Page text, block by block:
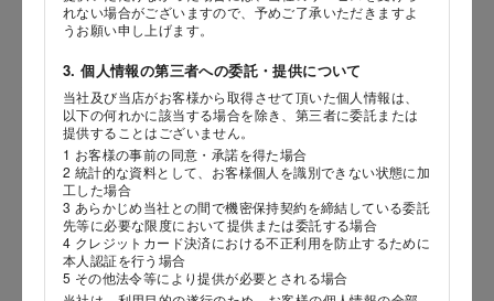
れない場合がございますので、予めご了承いただきますよ
うお願い申し上げます。
3. 個人情報の第三者への委託・提供について
当社及び当店がお客様から取得させて頂いた個人情報は、
以下の何れかに該当する場合を除き、第三者に委託または
提供することはございません。
1 お客様の事前の同意・承諾を得た場合
2 統計的な資料として、お客様個人を識別できない状態に加
工した場合
3 あらかじめ当社との間で機密保持契約を締結している委託
先等に必要な限度において提供または委託する場合
4 クレジットカード決済における不正利用を防止するために
本人認証を行う場合
5 その他法令等により提供が必要とされる場合
年
月 日
海外 Overseas shops
Indonesia
Malaysia
Hong Kong
UAE
Thailand
Vietnam